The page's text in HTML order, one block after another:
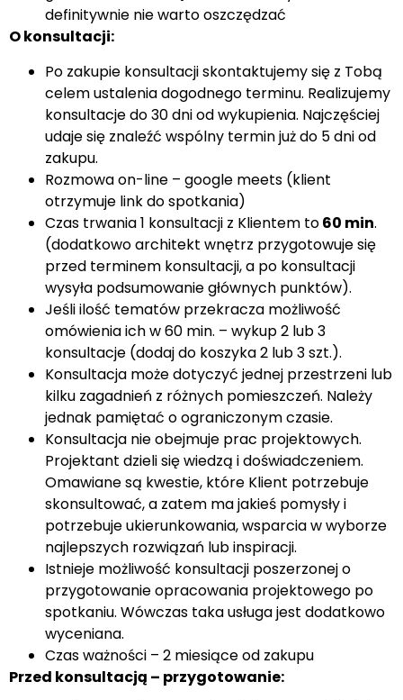
definitywnie nie warto oszczędzać
O konsultacji:
Po zakupie konsultacji skontaktujemy się z Tobą
celem ustalenia dogodnego terminu. Realizujemy
konsultacje do 30 dni od wykupienia. Najczęściej
udaje się znaleźć wspólny termin już do 5 dni od
zakupu.
Rozmowa on-line – google meets (klient
otrzymuje link do spotkania)
Czas trwania 1 konsultacji z Klientem to60 min.
(dodatkowo architekt wnętrz przygotowuje się
przed terminem konsultacji, a po konsultacji
wysyła podsumowanie głównych punktów).
Jeśli ilość tematów przekracza możliwość
omówienia ich w 60 min. – wykup 2 lub 3
konsultacje (dodaj do koszyka 2 lub 3 szt.).
Konsultacja może dotyczyć jednej przestrzeni lub
kilku zagadnień z różnych pomieszczeń. Należy
jednak pamiętać o ograniczonym czasie.
Konsultacja nie obejmuje prac projektowych.
Projektant dzieli się wiedzą i doświadczeniem.
Omawiane są kwestie, które Klient potrzebuje
skonsultować, a zatem ma jakieś pomysły i
potrzebuje ukierunkowania, wsparcia w wyborze
najlepszych rozwiązań lub inspiracji.
Istnieje możliwość konsultacji poszerzonej o
przygotowanie opracowania projektowego po
spotkaniu. Wówczas taka usługa jest dodatkowo
wyceniana.
Czas ważności – 2 miesiące od zakupu
Przed konsultacją – przygotowanie: